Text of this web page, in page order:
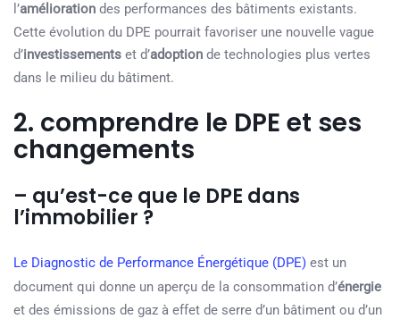
l’amélioration des performances des bâtiments existants.
Cette évolution du DPE pourrait favoriser une nouvelle vague
d’investissements et d’adoption de technologies plus vertes
dans le milieu du bâtiment.
2. comprendre le DPE et ses
changements
– qu’est-ce que le DPE dans
l’immobilier ?
Le Diagnostic de Performance Énergétique (DPE) est un
document qui donne un aperçu de la consommation d’énergie
et des émissions de gaz à effet de serre d’un bâtiment ou d’un